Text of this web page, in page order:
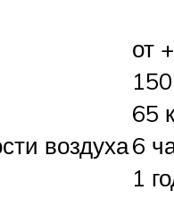
от
65
воздуха6
1